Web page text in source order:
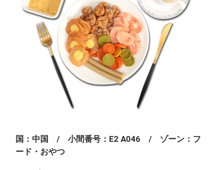
国：中国 / 小間番号：E2 A046 / ゾーン：フ
ード・おやつ